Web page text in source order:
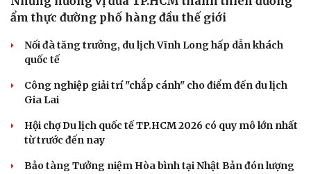
ẩm thực đường phố hàng đầu thế giới
Nối đà tăng trưởng, du lịch Vĩnh Long hấp dẫn khách
quốc tế
Công nghiệp giải trí "chắp cánh" cho điểm đến du lịch
Gia Lai
Hội chợ Du lịch quốc tế TP.HCM 2026 có quy mô lớn nhất
từ trước đến nay
Bảo tàng Tưởng niệm Hòa bình tại Nhật Bản đón lượng